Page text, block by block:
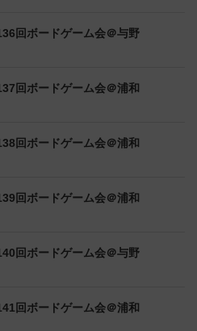
回ボードゲーム会＠与野
回ボードゲーム会＠浦和
回ボードゲーム会＠浦和
回ボードゲーム会＠浦和
回ボードゲーム会＠与野
回ボードゲーム会＠浦和